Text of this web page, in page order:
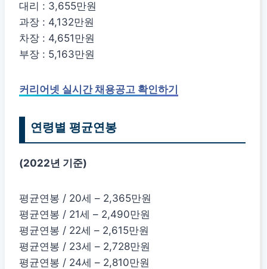
대리 : 3,655만원
과장 : 4,132만원
차장 : 4,651만원
부장 : 5,163만원
커리어넷 실시간 채용공고 확인하기
연령별 평균연봉
(2022년 기준)
평균연봉 / 20세 – 2,365만원
평균연봉 / 21세 – 2,490만원
평균연봉 / 22세 – 2,615만원
평균연봉 / 23세 – 2,728만원
평균연봉 / 24세 – 2,810만원